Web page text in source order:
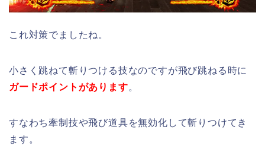
これ対策でましたね。
小さく跳ねて斬りつける技なのですが飛び跳ねる時に
ガードポイントがあります。
すなわち牽制技や飛び道具を無効化して斬りつけてき
ます。